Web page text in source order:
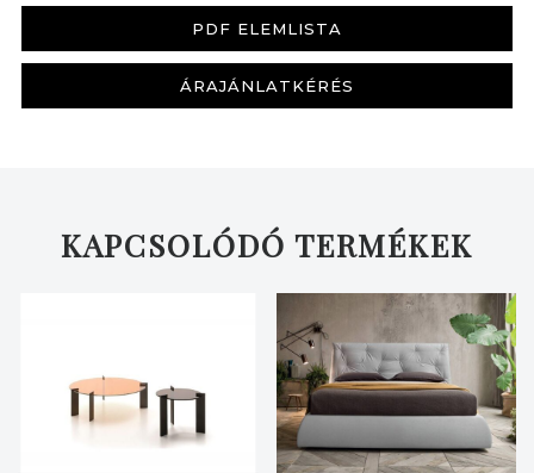
PDF ELEMLISTA
ÁRAJÁNLATKÉRÉS
KAPCSOLÓDÓ TERMÉKEK